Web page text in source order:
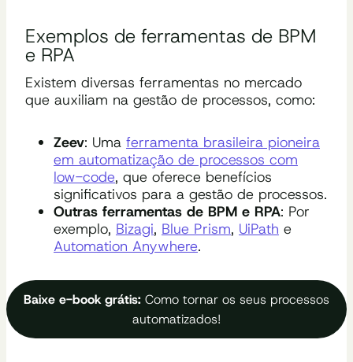
Exemplos de ferramentas de BPM
e RPA
Existem diversas ferramentas no mercado
que auxiliam na gestão de processos, como:
Zeev: Uma ferramenta brasileira pioneira
em automatização de processos com
low-code, que oferece benefícios
significativos para a gestão de processos.
Outras ferramentas de BPM e RPA: Por
exemplo, Bizagi, Blue Prism, UiPath e
Automation Anywhere.
Baixe e-book grátis: Como tornar os seus processos
automatizados!